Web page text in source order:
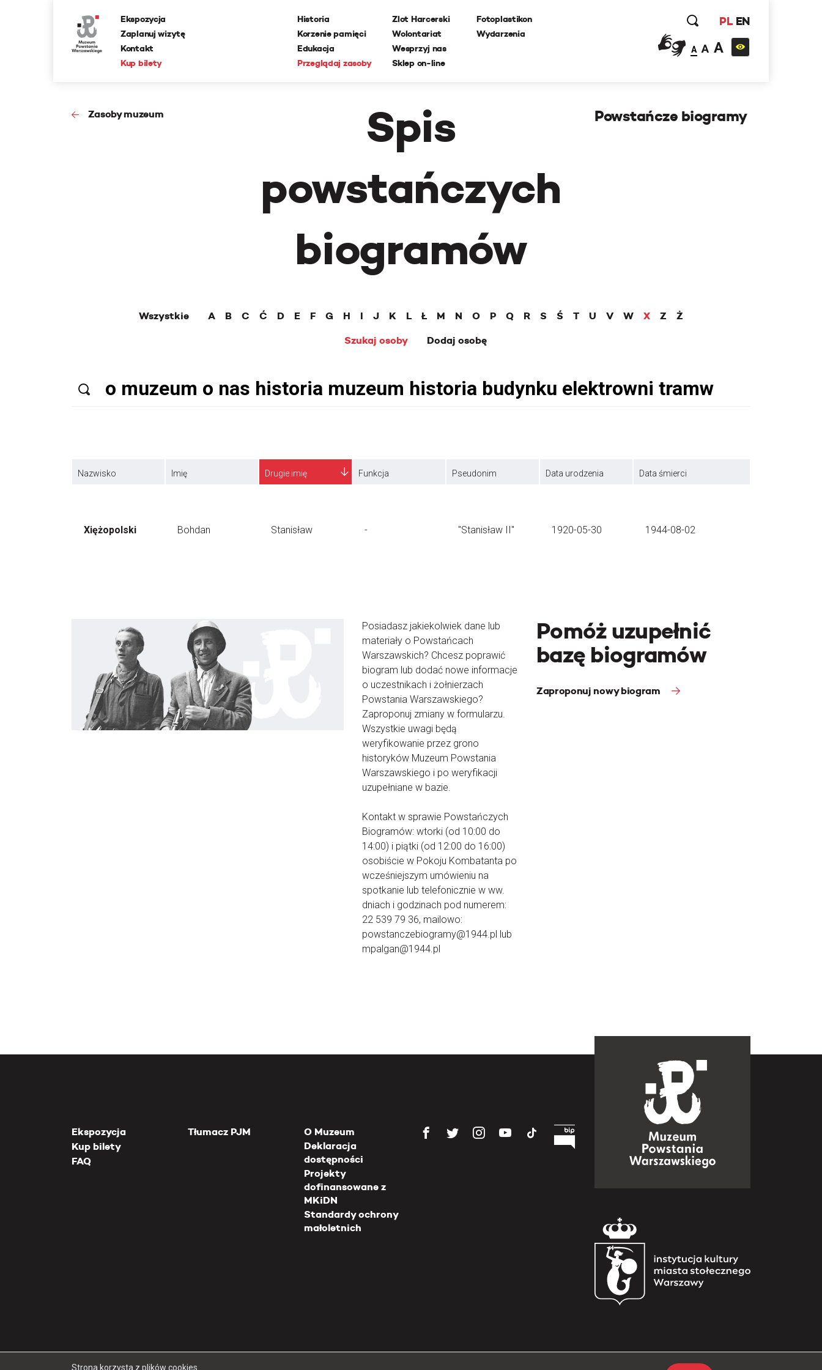
Ekspozycja
Zaplanuj wizytę
Kontakt
Kup bilety
Historia
Korzenie pamięci
Edukacja
Przeglądaj zasoby
Zlot Harcerski
Wolontariat
Wesprzyj nas
Sklep on-line
Fotoplastikon
Wydarzenia
PL EN
A A A
Zasoby muzeum
Spis
powstańczych
biogramów
Powstańcze biogramy
Wszystkie A B C Ć D E F G H I J K L Ł M N O P Q R S Ś T U V W X Z
Ż
Szukaj osoby
Dodaj osobę
Nazwisko Imię Drugie imię Funkcja Pseudonim Data urodzenia Data śmierci
Xiężopolski Bohdan Stanisław - "Stanisław II" 1920-05-30 1944-08-02
Posiadasz jakiekolwiek dane lub
materiały o Powstańcach
Warszawskich? Chcesz poprawić
biogram lub dodać nowe informacje
o uczestnikach i żołnierzach
Powstania Warszawskiego?
Zaproponuj zmiany w formularzu.
Wszystkie uwagi będą
weryfikowanie przez grono
historyków Muzeum Powstania
Warszawskiego i po weryfikacji
uzupełniane w bazie.
Kontakt w sprawie Powstańczych
Biogramów: wtorki (od 10:00 do
14:00) i piątki (od 12:00 do 16:00)
osobiście w Pokoju Kombatanta po
wcześniejszym umówieniu na
spotkanie lub telefonicznie w ww.
dniach i godzinach pod numerem:
22 539 79 36, mailowo:
powstanczebiogramy@1944.pl lub
mpalgan@1944.pl
Pomóż uzupełnić
bazę biogramów
Zaproponuj nowy biogram
Ekspozycja
Kup bilety
FAQ
Tłumacz PJM
O Muzeum
Deklaracja
dostępności
Projekty
dofinansowane z
MKiDN
Standardy ochrony
małoletnich
Strona korzysta z plików cookies.